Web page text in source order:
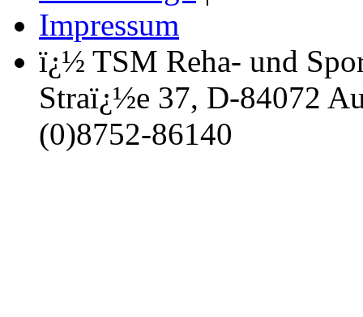
Impressum
ï¿½ TSM Reha- und
Straï¿½e 37, D-84072
(0)8752-86140